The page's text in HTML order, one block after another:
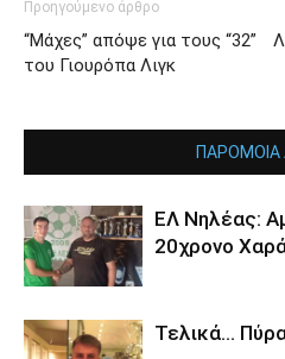
Προηγούμενο άρθρο
“Μάχες” απόψε για τους “32”
του Γιουρόπα Λιγκ
ΠΑΡΟΜΟΙΑ
ΕΛ Νηλέας:
20χρονο
Τελικά…